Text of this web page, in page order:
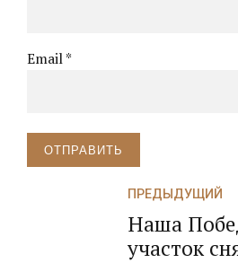
Email *
ОТПРАВИТЬ
ПРЕДЫДУЩИЙ
Наша
участок